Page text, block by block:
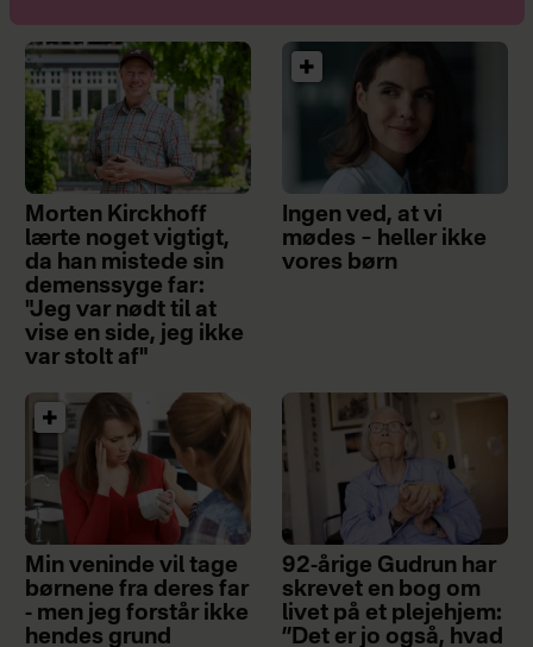
Morten Kirckhoff
lærte noget vigtigt,
da han mistede sin
demenssyge far:
"Jeg var nødt til at
vise en side, jeg ikke
var stolt af"
Ingen ved, at vi
mødes – heller ikke
vores børn
Min veninde vil tage
børnene fra deres far
- men jeg forstår ikke
hendes grund
92-årige Gudrun har
skrevet en bog om
livet på et plejehjem:
”Det er jo også, hvad